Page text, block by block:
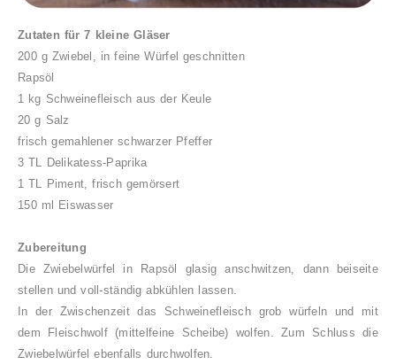
Zutaten für 7 kleine Gläser
200 g Zwiebel, in feine Würfel geschnitten
Rapsöl
1 kg Schweinefleisch aus der Keule
20 g Salz
frisch gemahlener schwarzer Pfeffer
3 TL Delikatess-Paprika
1 TL Piment, frisch gemörsert
150 ml Eiswasser
Zubereitung
Die Zwiebelwürfel in Rapsöl glasig anschwitzen, dann beiseite
stellen und voll-ständig abkühlen lassen.
In der Zwischenzeit das Schweinefleisch grob würfeln und mit
dem Fleischwolf (mittelfeine Scheibe) wolfen. Zum Schluss die
Zwiebelwürfel ebenfalls durchwolfen.